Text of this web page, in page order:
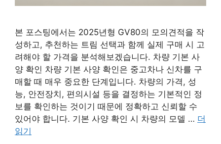
본 포스팅에서는 2025년형 GV80의 모의견적을 작
성하고, 추천하는 트림 선택과 함께 실제 구매 시 고
려해야 할 가격을 분석해보겠습니다. 차량 기본 사
양 확인 차량 기본 사양 확인은 중고차나 신차를 구
매할 때 매우 중요한 단계입니다. 차량의 가격, 성
능, 안전장치, 편의시설 등을 결정하는 기본적인 정
보를 확인하는 것이기 때문에 정확하고 신뢰할 수
있어야 합니다. 기본 사양 확인 시 차량의 모델 … 더
읽기